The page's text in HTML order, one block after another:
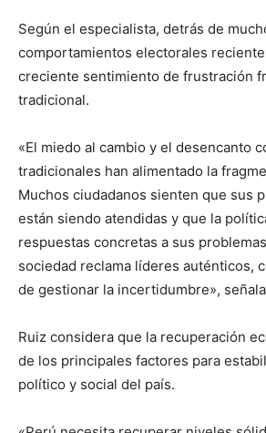
Según el especialista, detrás de
comportamientos electorales
creciente sentimiento de frustración
tradicional.
«El miedo al cambio y el desencanto
tradicionales han alimentado la
Muchos ciudadanos sienten que sus
están siendo atendidas y que la
respuestas concretas a sus
sociedad reclama líderes auténticos,
de gestionar la incertidumbre»,
Ruiz considera que la recuperación
de los principales factores para
político y social del país.